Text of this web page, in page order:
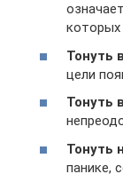
которых
Тонуть
цели
Тонуть
Тонуть
панике,